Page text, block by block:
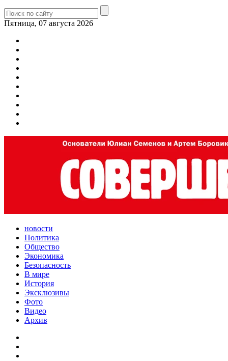
Пятница, 07 августа 2026
новости
Политика
Общество
Экономика
Безопасность
В мире
История
Эксклюзивы
Фото
Видео
Архив